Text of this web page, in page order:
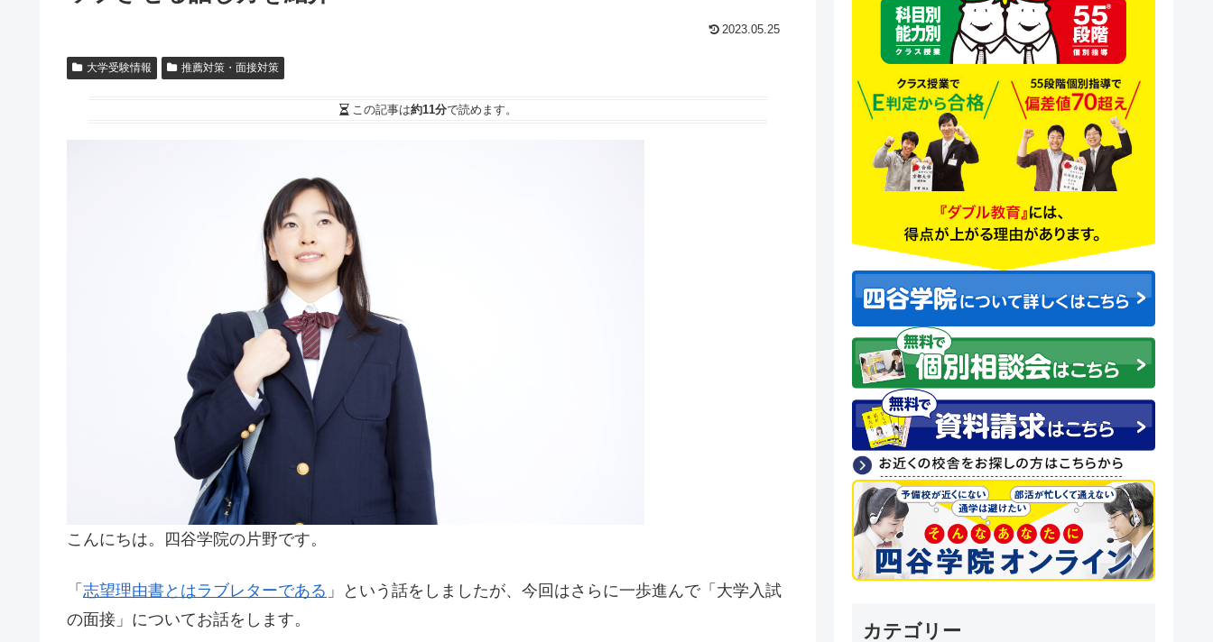
2023.05.25
大学受験情報 推薦対策・面接対策
この記事は約11分で読めます。
こんにちは。四谷学院の片野です。
「 志望理由書とはラブレターである 」という話をしましたが、今回はさらに一歩進んで「大学入試
の面接」についてお話をします。
カテゴリー